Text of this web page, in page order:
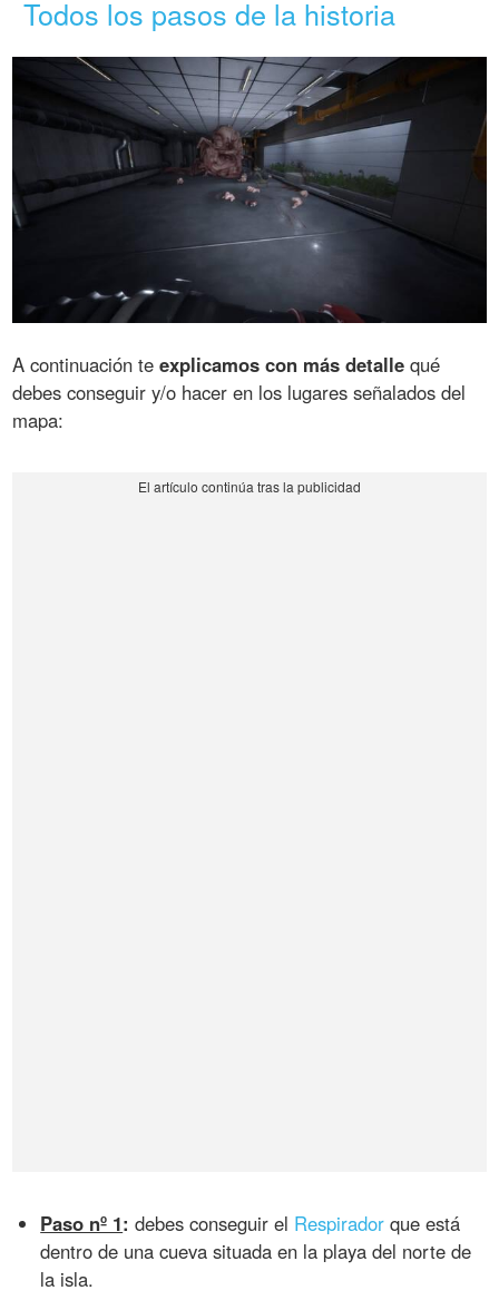
Todos los pasos de la historia
A continuación teexplicamos con más detalle qué
debes conseguir y/o hacer en los lugares señalados del
mapa:
Paso nº 1: debes conseguir el Respirador que está
dentro de una cueva situada en la playa del norte de
la isla.